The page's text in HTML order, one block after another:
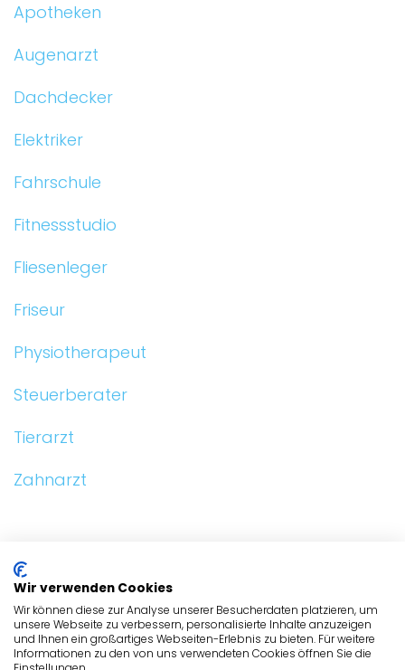
Apotheken
Augenarzt
Dachdecker
Elektriker
Fahrschule
Fitnessstudio
Fliesenleger
Friseur
Physiotherapeut
Steuerberater
Tierarzt
Zahnarzt
ALLGEMEIN
BRANCHEN
BRANCHEN
Wir verwenden Cookies
Wir können diese zur Analyse unserer Besucherdaten platzieren, um
unsere Webseite zu verbessern, personalisierte Inhalte anzuzeigen
und Ihnen ein großartiges Webseiten-Erlebnis zu bieten. Für weitere
Informationen zu den von uns verwendeten Cookies öffnen Sie die